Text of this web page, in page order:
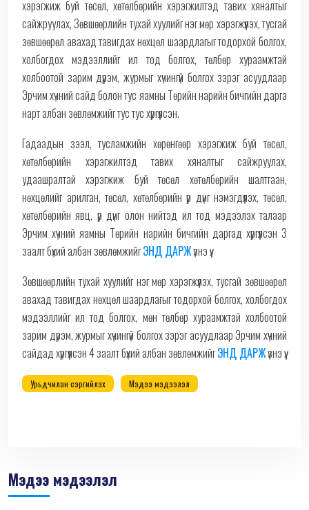
хэрэгжиж буй төсөл, хөтөлбөрийн хэрэгжилтэд тавих хяналтыг
сайжруулах, Зөвшөөрлийн тухай хуулийг нэг мөр хэрэгжүүлэх, тусгай
зөвшөөрөл авахад тавигдах нөхцөл шаардлагыг тодорхой болгох,
холбогдох мэдээллийг ил тод болгох, төлбөр хураамжтай
холбоотой зарим дүрэм, журмыг хүчингүй болгох зэрэг асуудлаар
Эрчим хүчний сайд болон тус яамны Төрийн нарийн бичгийн дарга
нарт албан зөвлөмжийг тус тус хүргүүлсэн.
Гадаадын зээл, тусламжийн хөрөнгөөр хэрэгжиж буй төсөл,
хөтөлбөрийн хэрэгжилтэд тавих хяналтыг сайжруулах,
удаашралтай хэрэгжиж буй төсөл хөтөлбөрийн шалтгаан,
нөхцөлийг арилган, төсөл, хөтөлбөрийн үр дүнг нэмэгдүүлэх, төсөл,
хөтөлбөрийн явц, үр дүнг олон нийтэд ил тод мэдээлэх талаар
Эрчим хүчний яамны Төрийн нарийн бичгийн даргад хүргүүлсэн 3
заалт бүхий албан зөвлөмжийгЭНД ДАРЖүзнэ үү.
Зөвшөөрлийн тухай хуулийг нэг мөр хэрэгжүүлэх, тусгай зөвшөөрөл
авахад тавигдах нөхцөл шаардлагыг тодорхой болгох, холбогдох
мэдээллийг ил тод болгох, мөн төлбөр хураамжтай холбоотой
зарим дүрэм, журмыг хүчингүй болгох зэрэг асуудлаар Эрчим хүчний
сайдад хүргүүлсэн 4 заалт бүхий албан зөвлөмжийгЭНД ДАРЖүзнэ үү.
Урьдчилан сэргийлэх Мэдээ мэдээлэл
Мэдээ мэдээлэл